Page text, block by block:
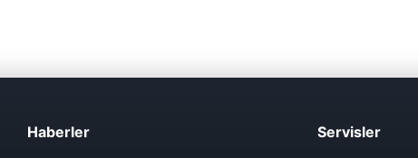
Haberler Servisler